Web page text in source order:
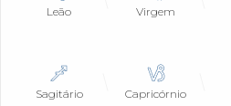
Leão Virgem
Sagitário Capricórnio